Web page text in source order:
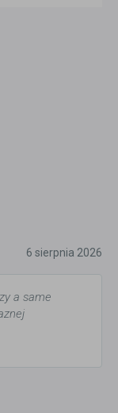
6 sierpnia 2026
a same